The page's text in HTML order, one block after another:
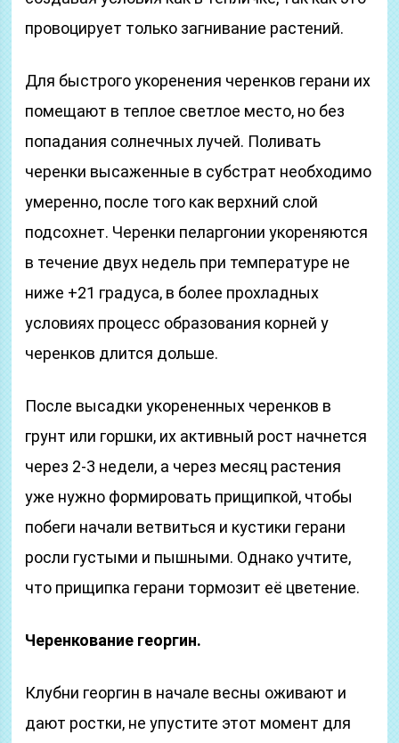
провоцирует только загнивание растений.
Для быстрого укоренения черенков герани их
помещают в теплое светлое место, но без
попадания солнечных лучей. Поливать
черенки высаженные в субстрат необходимо
умеренно, после того как верхний слой
подсохнет. Черенки пеларгонии укореняются
в течение двух недель при температуре не
ниже +21 градуса, в более прохладных
условиях процесс образования корней у
черенков длится дольше.
После высадки укорененных черенков в
грунт или горшки, их активный рост начнется
через 2-3 недели, а через месяц растения
уже нужно формировать прищипкой, чтобы
побеги начали ветвиться и кустики герани
росли густыми и пышными. Однако учтите,
что прищипка герани тормозит её цветение.
Черенкование георгин.
Клубни георгин в начале весны оживают и
дают ростки, не упустите этот момент для